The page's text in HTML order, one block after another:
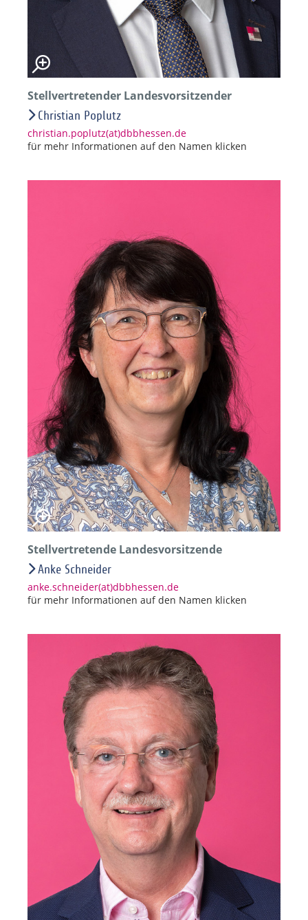
Stellvertretender Landesvorsitzender
Christian Poplutz
christian.poplutz(at)dbbhessen.de
für mehr Informationen auf den Namen klicken
Stellvertretende Landesvorsitzende
Anke Schneider
anke.schneider(at)dbbhessen.de
für mehr Informationen auf den Namen klicken